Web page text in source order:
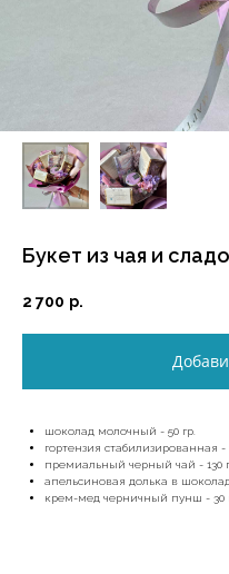
Букет из чая и
2 700 р.
шоколад молочный - 50 гр.
гортензия стабилизированная -
премиальный черный чай - 130
апельсиновая долька в
крем-мед черничный пунш - 30